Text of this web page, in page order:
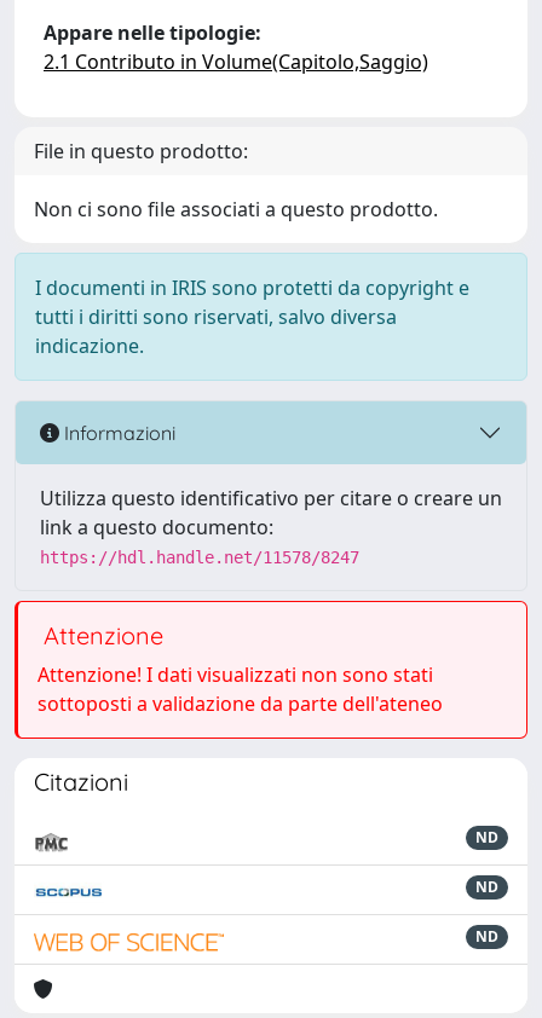
Appare nelle tipologie:
2.1 Contributo in Volume(Capitolo,Saggio)
File in questo prodotto:
Non ci sono file associati a questo prodotto.
I documenti in IRIS sono protetti da copyright e
tutti i diritti sono riservati, salvo diversa
indicazione.
Informazioni
Utilizza questo identificativo per citare o creare un
link a questo documento:
https://hdl.handle.net/11578/8247
Attenzione
Attenzione! I dati visualizzati non sono stati
sottoposti a validazione da parte dell'ateneo
Citazioni
ND
ND
ND